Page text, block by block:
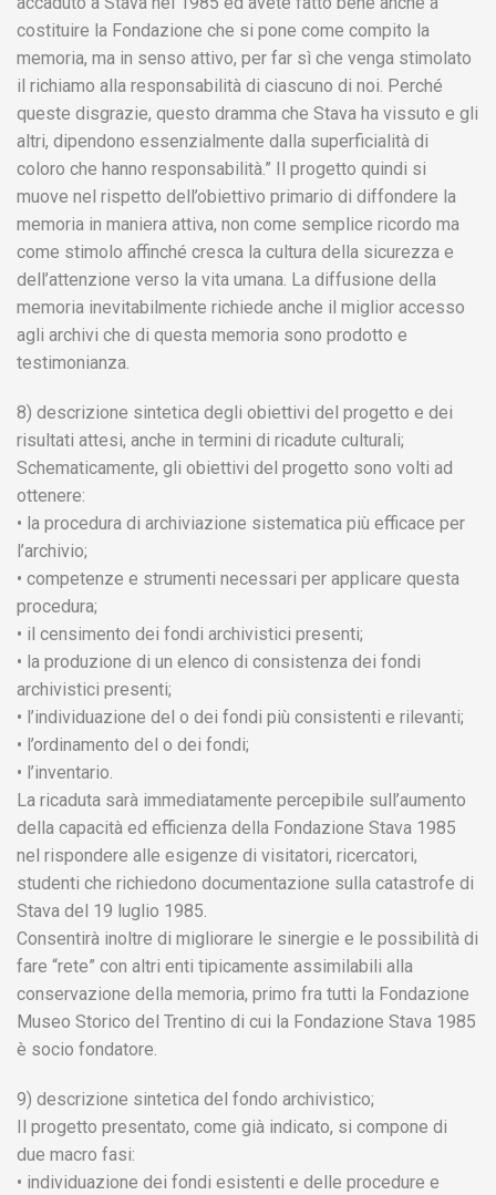
costituire la Fondazione che si pone come compito la
memoria, ma in senso attivo, per far sì che venga stimolato
il richiamo alla responsabilità di ciascuno di noi. Perché
queste disgrazie, questo dramma che Stava ha vissuto e gli
altri, dipendono essenzialmente dalla superficialità di
coloro che hanno responsabilità.” Il progetto quindi si
muove nel rispetto dell’obiettivo primario di diffondere la
memoria in maniera attiva, non come semplice ricordo ma
come stimolo affinché cresca la cultura della sicurezza e
dell’attenzione verso la vita umana. La diffusione della
memoria inevitabilmente richiede anche il miglior accesso
agli archivi che di questa memoria sono prodotto e
testimonianza.
8) descrizione sintetica degli obiettivi del progetto e dei
risultati attesi, anche in termini di ricadute culturali;
Schematicamente, gli obiettivi del progetto sono volti ad
ottenere:
• la procedura di archiviazione sistematica più efficace per
l’archivio;
• competenze e strumenti necessari per applicare questa
procedura;
• il censimento dei fondi archivistici presenti;
• la produzione di un elenco di consistenza dei fondi
archivistici presenti;
• l’individuazione del o dei fondi più consistenti e rilevanti;
• l’ordinamento del o dei fondi;
• l’inventario.
La ricaduta sarà immediatamente percepibile sull’aumento
della capacità ed efficienza della Fondazione Stava 1985
nel rispondere alle esigenze di visitatori, ricercatori,
studenti che richiedono documentazione sulla catastrofe di
Stava del 19 luglio 1985.
Consentirà inoltre di migliorare le sinergie e le possibilità di
fare “rete” con altri enti tipicamente assimilabili alla
conservazione della memoria, primo fra tutti la Fondazione
Museo Storico del Trentino di cui la Fondazione Stava 1985
è socio fondatore.
9) descrizione sintetica del fondo archivistico;
Il progetto presentato, come già indicato, si compone di
due macro fasi:
• individuazione dei fondi esistenti e delle procedure e